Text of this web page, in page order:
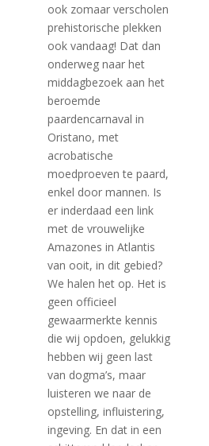
ook zomaar verscholen
prehistorische plekken
ook vandaag! Dat dan
onderweg naar het
middagbezoek aan het
beroemde
paardencarnaval in
Oristano, met
acrobatische
moedproeven te paard,
enkel door mannen. Is
er inderdaad een link
met de vrouwelijke
Amazones in Atlantis
van ooit, in dit gebied?
We halen het op. Het is
geen officieel
gewaarmerkte kennis
die wij opdoen, gelukkig
hebben wij geen last
van dogma’s, maar
luisteren we naar de
opstelling, influistering,
ingeving. En dat in een